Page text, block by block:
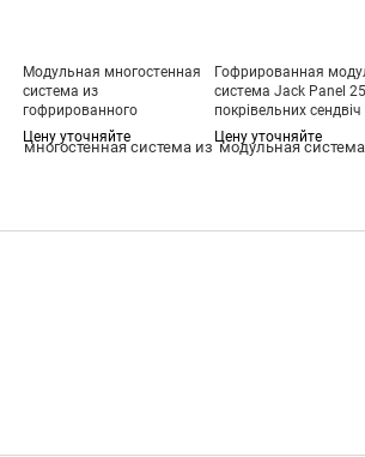
Модульная многостенная
система из
гофрированного
поликарбоната GrecaPiu
Цену уточняйте
Гофрированная
система Jack Panel
покрівельних сендвіч
панелей
Цену уточняйте